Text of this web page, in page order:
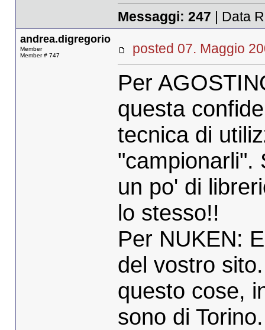
Messaggi: 247 | Data
andrea.digregorio
Member
Member # 747
posted 07. Maggio
Per
questa
tecnica di
"campionarli".
un po' di
lo stesso!!
Per NUKEN:
del vostro
questo cose,
sono di